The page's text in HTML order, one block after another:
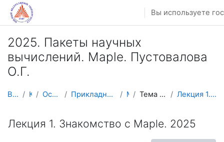
Перейти к основному содержанию
Вы используете
2025. Пакеты научных
вычислений. Maple. Пустовалова
О.Г.
В начало Курсы Осенний семестр Прикладная математика и информатика Maple Тема 1. Введение в Maple Лекция 1. Знакомство с Maple. 2025
Лекция 1. Знакомство с Maple. 2025